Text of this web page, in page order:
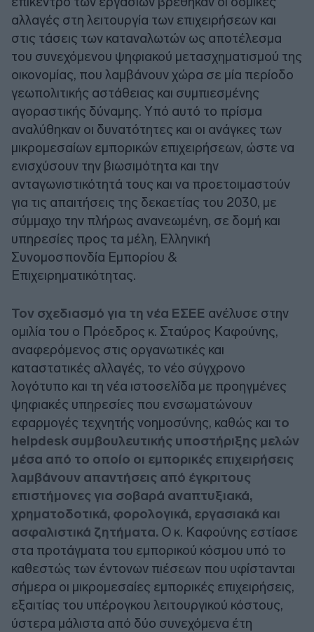
αλλαγές στη λειτουργία των επιχειρήσεων και
στις τάσεις των καταναλωτών ως αποτέλεσμα
του συνεχόμενου ψηφιακού μετασχηματισμού της
οικονομίας, που λαμβάνουν χώρα σε μία περίοδο
γεωπολιτικής αστάθειας και συμπιεσμένης
αγοραστικής δύναμης. Υπό αυτό το πρίσμα
αναλύθηκαν οι δυνατότητες και οι ανάγκες των
μικρομεσαίων εμπορικών επιχειρήσεων, ώστε να
ενισχύσουν την βιωσιμότητα και την
ανταγωνιστικότητά τους και να προετοιμαστούν
για τις απαιτήσεις της δεκαετίας του 2030, με
σύμμαχο την πλήρως ανανεωμένη, σε δομή και
υπηρεσίες προς τα μέλη, Ελληνική
Συνομοσπονδία Εμπορίου &
Επιχειρηματικότητας.
Τον σχεδιασμό για τη νέα ΕΣΕΕ ανέλυσε στην
ομιλία του ο Πρόεδρος κ. Σταύρος Καφούνης,
αναφερόμενος στις οργανωτικές και
καταστατικές αλλαγές, το νέο σύγχρονο
λογότυπο και τη νέα ιστοσελίδα με προηγμένες
ψηφιακές υπηρεσίες που ενσωματώνουν
εφαρμογές τεχνητής νοημοσύνης, καθώς και το
helpdesk συμβουλευτικής υποστήριξης μελών
μέσα από το οποίο οι εμπορικές επιχειρήσεις
λαμβάνουν απαντήσεις από έγκριτους
επιστήμονες για σοβαρά αναπτυξιακά,
χρηματοδοτικά, φορολογικά, εργασιακά και
ασφαλιστικά ζητήματα. Ο κ. Καφούνης εστίασε
στα προτάγματα του εμπορικού κόσμου υπό το
καθεστώς των έντονων πιέσεων που υφίστανται
σήμερα οι μικρομεσαίες εμπορικές επιχειρήσεις,
εξαιτίας του υπέρογκου λειτουργικού κόστους,
ύστερα μάλιστα από δύο συνεχόμενα έτη